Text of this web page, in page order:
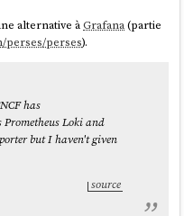
without explicit
conversation
destroy`, always
to target only
avait par défaut
Infrastructure as
alternative àGrafana(partie
perses/perses).
has
Loki and
but I haven't given
source